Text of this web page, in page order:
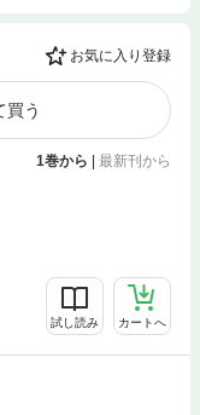
お気に入り登録
買う
1巻から | 最新刊から
試し読み カートへ